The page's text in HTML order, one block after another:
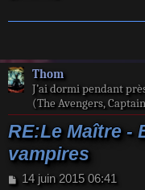
Thom
J’ai dormi pendant
(The Avengers,
RE:Le Maître -
vampires
M14 juin 2015 06:41